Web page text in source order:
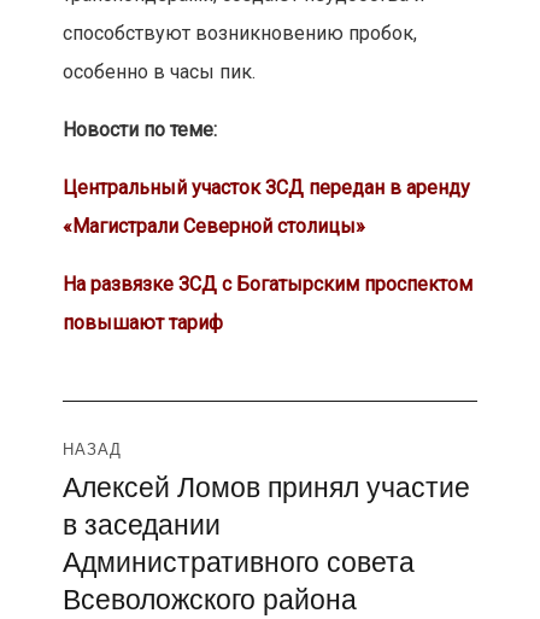
способствуют возникновению пробок,
особенно в часы пик.
Новости по теме:
Центральный участок ЗСД передан в аренду
«Магистрали Северной столицы»
На развязке ЗСД с Богатырским проспектом
повышают тариф
Навигация
по
записям
НАЗАД
Предыдущая
запись:
Алексей Ломов принял участие
в заседании
Административного совета
Всеволожского района